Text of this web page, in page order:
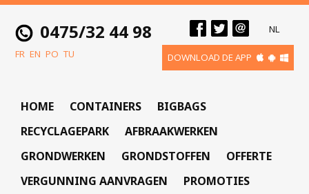
0475/32 44 98
NL
FR EN PO TU DOWNLOAD DE APP
HOME CONTAINERS
BIGBAGS
RECYCLAGEPARK
AFBRAAKWERKEN
GRONDWERKEN
GRONDSTOFFEN
OFFERTE
VERGUNNING AANVRAGEN
PROMOTIES